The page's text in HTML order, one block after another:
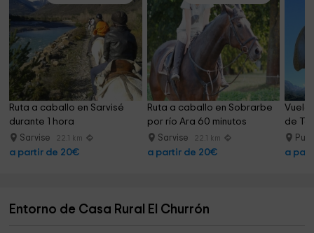
Ruta a caballo en Sarvisé
durante 1 hora
Sarvise 22.1 km
a partir de 20€
Ruta a caballo en Sobrarbe
por río Ara 60 minutos
Sarvise 22.1 km
a partir de 20€
Vuelo
de
a
Entorno de Casa Rural El Churrón